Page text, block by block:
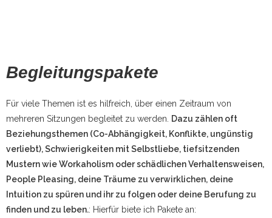
Begleitungspakete
Für viele Themen ist es hilfreich, über einen Zeitraum von
mehreren Sitzungen begleitet zu werden.
Dazu zählen oft
Beziehungsthemen (Co-Abhängigkeit, Konflikte, ungünstig
verliebt), Schwierigkeiten mit Selbstliebe, tiefsitzenden
Mustern wie Workaholism oder schädlichen Verhaltensweisen,
People Pleasing, deine Träume zu verwirklichen, deine
Intuition zu spüren und ihr zu folgen oder deine Berufung zu
finden und zu leben.: Hierfür biete ich Pakete an: